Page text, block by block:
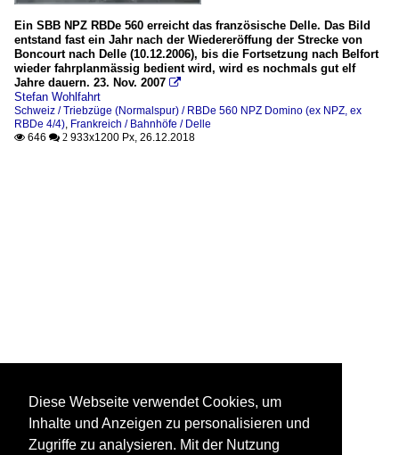
Ein SBB NPZ RBDe 560 erreicht das französische Delle. Das Bild
entstand fast ein Jahr nach der Wiedereröffung der Strecke von
Boncourt nach Delle (10.12.2006), bis die Fortsetzung nach Belfort
wieder fahrplanmässig bedient wird, wird es nochmals gut elf
Jahre dauern. 23. Nov. 2007 
Stefan Wohlfahrt
Schweiz / Triebzüge (Normalspur) / RBDe 560 NPZ Domino (ex NPZ, ex
RBDe 4/4), Frankreich / Bahnhöfe / Delle
 646  2 933x1200 Px, 26.12.2018
Diese Webseite verwendet Cookies, um
Inhalte und Anzeigen zu personalisieren und
Zugriffe zu analysieren. Mit der Nutzung